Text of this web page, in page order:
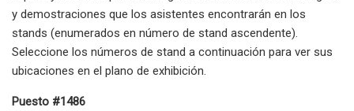
y demostraciones que los asistentes encontrarán en los
stands (enumerados en número de stand ascendente).
Seleccione los números de stand a continuación para ver sus
ubicaciones en el plano de exhibición.
Puesto #1486